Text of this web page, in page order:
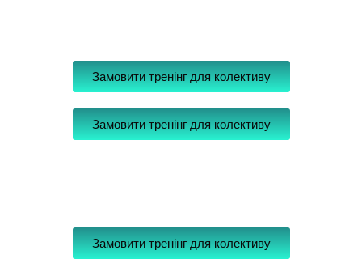
Замовити тренінг для колективу
Замовити тренінг для колективу
Замовити тренінг для колективу